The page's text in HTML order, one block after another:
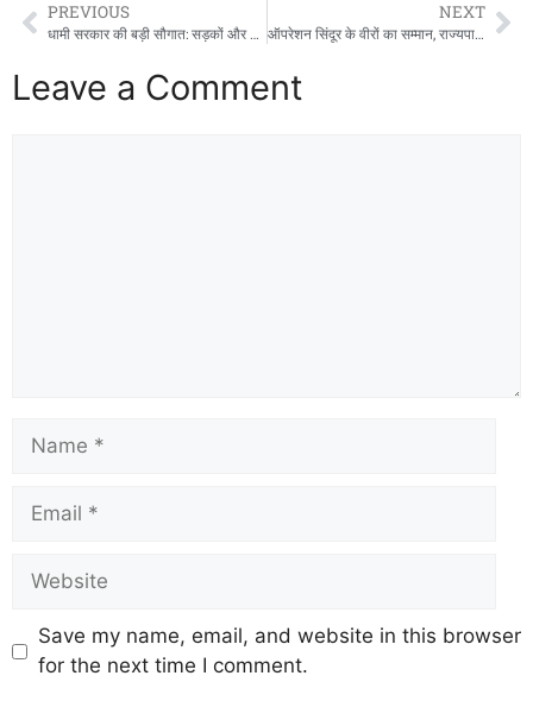
PREVIOUS
धामी सरकार की बड़ी सौगात: सड़कों और जनसुविधाओं के लिए ₹20.79 करोड़ मंजूर
NEXT
ऑपरेशन सिंदूर के वीरों का सम्मान, राज्यपाल बोले- उत्तराखंड सिर्फ देवभूमि नहीं, वीरभूमि भी
Leave a Comment
Save my name, email, and website in this browser
for the next time I comment.